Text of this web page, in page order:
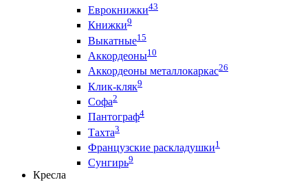
Еврокнижки43
Книжки9
Выкатные15
Аккордеоны10
Аккордеоны металлокаркас26
Клик-кляк9
Софа2
Пантограф4
Тахта3
Французские раскладушки1
Сунгирь9
Кресла